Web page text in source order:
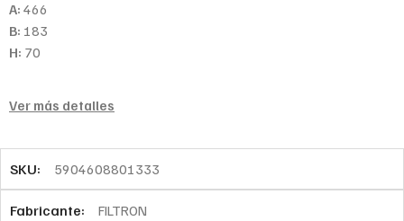
A: 466
B: 183
H: 70
Ver más detalles
SKU: 5904608801333
Fabricante: FILTRON